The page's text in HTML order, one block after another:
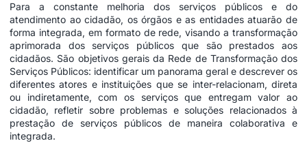
Para a constante melhoria dos serviços públicos e do
atendimento ao cidadão, os órgãos e as entidades atuarão de
forma integrada, em formato de rede, visando a transformação
aprimorada dos serviços públicos que são prestados aos
cidadãos. São objetivos gerais da Rede de Transformação dos
Serviços Públicos: identificar um panorama geral e descrever os
diferentes atores e instituições que se inter-relacionam, direta
ou indiretamente, com os serviços que entregam valor ao
cidadão, refletir sobre problemas e soluções relacionados à
prestação de serviços públicos de maneira colaborativa e
integrada.